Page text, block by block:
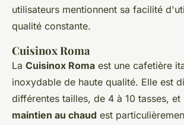
utilisateurs mentionnent sa facilité
qualité constante.
Cuisinox Roma
La Cuisinox Roma est une cafetière
inoxydable de haute qualité. Elle est
différentes tailles, de 4 à 10 tasses,
maintien au chaud est